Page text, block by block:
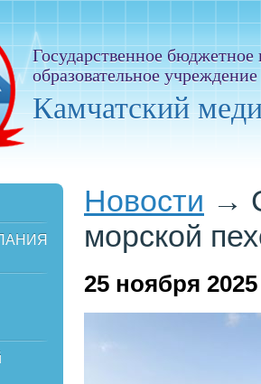
Государственное
образовательное
Камчатский
Новости →
морской
25 ноября 2025